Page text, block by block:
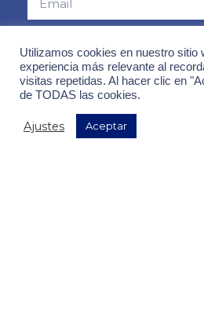
Consiento el uso de mis datos para el
contenidas en la"política de
Utilizamos cookies en nuestro sitio
experiencia más relevante al
visitas repetidas. Al hacer clic en
de TODAS las cookies.
Ajustes Aceptar